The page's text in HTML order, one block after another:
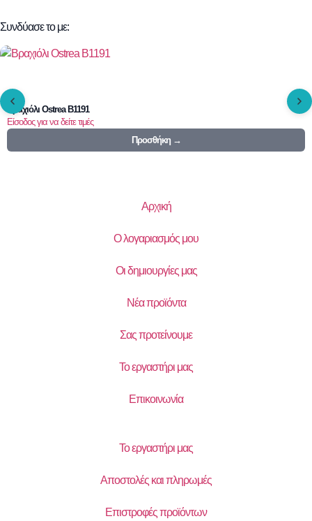
Συνδύασε το με:
Βραχιόλι Ostrea B1191
Είσοδος για να δείτε τιμές
Προσθήκη →
Αρχική
Ο λογαριασμός μου
Οι δημιουργίες μας
Νέα προϊόντα
Σας προτείνουμε
Το εργαστήρι μας
Επικοινωνία
Το εργαστήρι μας
Αποστολές και πληρωμές
Επιστροφές προϊόντων